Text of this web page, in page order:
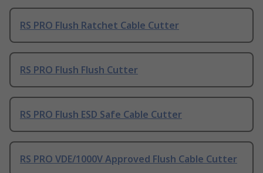
RS PRO Flush Ratchet Cable Cutter
RS PRO Flush Flush Cutter
RS PRO Flush ESD Safe Cable Cutter
RS PRO VDE/1000V Approved Flush Cable Cutter